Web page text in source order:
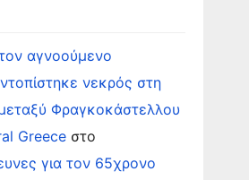
αγνοούμενο
νεκρός στη
Φραγκοκάστελλου
Greece στο
για τον 65χρονο